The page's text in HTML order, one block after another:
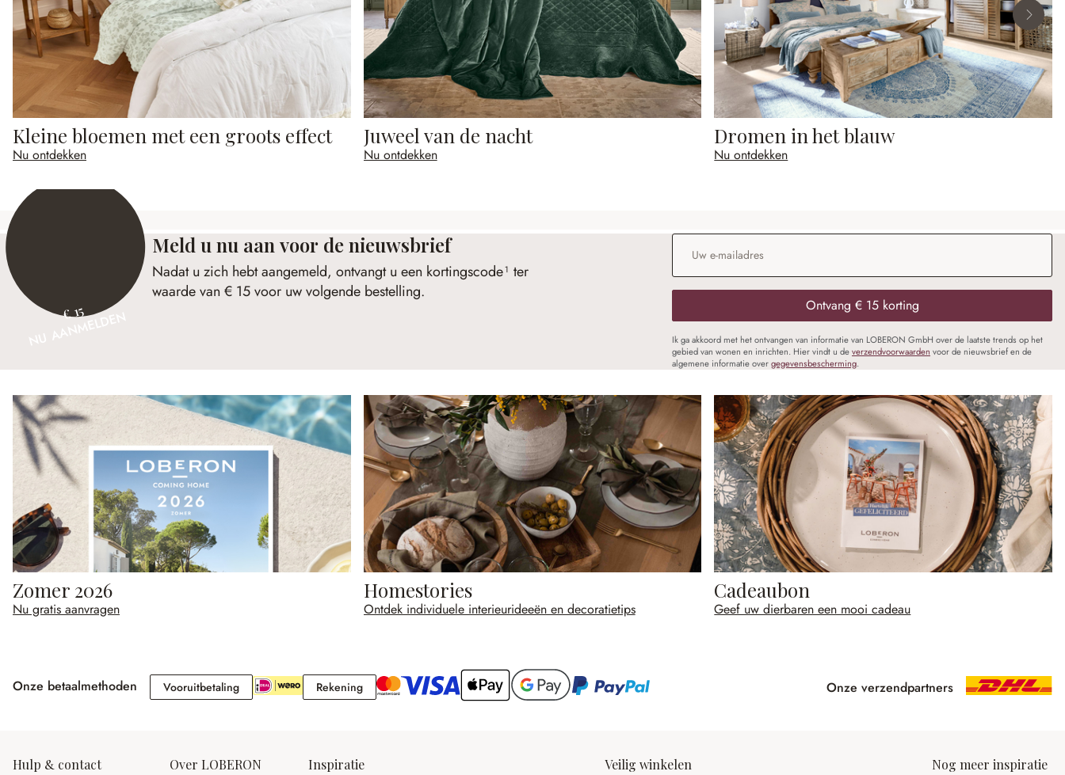
Kleine bloemen met een groots effect
Nu ontdekken
Juweel van de nacht
Nu ontdekken
Dromen in het blauw
Nu ontdekken
€ 15
NU AANMELDEN
Meld u nu aan voor de nieuwsbrief
Nadat u zich hebt aangemeld, ontvangt u een kortingscode¹ ter
waarde van € 15 voor uw volgende bestelling.
E-mailadres
Ontvang € 15 korting
Ik ga akkoord met het ontvangen van informatie van LOBERON GmbH over de laatste trends op het
gebied van wonen en inrichten. Hier vindt u deverzendvoorwaarden voor de nieuwsbrief en de
algemene informatie overgegevensbescherming.
Zomer 2026
Nu gratis aanvragen
Homestories
Ontdek individuele interieurideeën en decoratietips
Cadeaubon
Geef uw dierbaren een mooi cadeau
Onze betaalmethoden VooruitbetalingVooruitbetaling RekeningRekening Onze verzendpartners
Hulp & contact Over LOBERON Inspiratie Veilig winkelen Nog meer inspiratie